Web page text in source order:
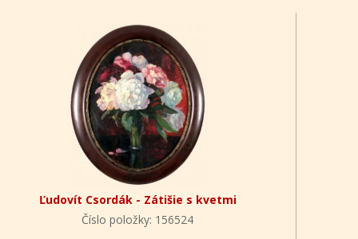
Ľudovít Csordák - Zátišie s kvetmi
Číslo položky: 156524